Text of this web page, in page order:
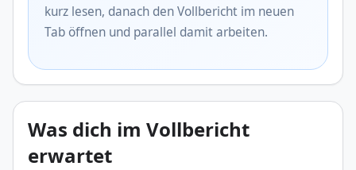
kurz lesen, danach den Vollbericht im neuen
Tab öffnen und parallel damit arbeiten.
Was dich im Vollbericht
erwartet